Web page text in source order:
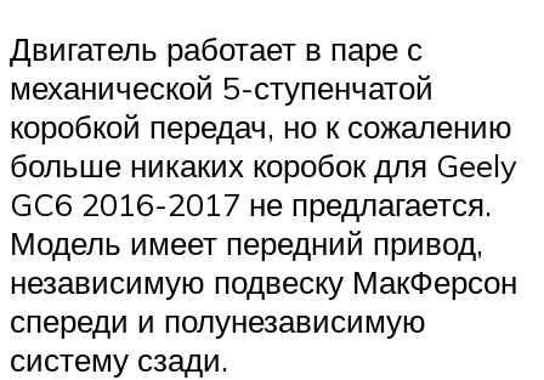
Двигатель работает в паре с
механической 5-ступенчатой
коробкой передач, но к сожалению
больше никаких коробок для Geely
GC6 2016-2017 не предлагается.
Модель имеет передний привод,
независимую подвеску МакФерсон
спереди и полунезависимую
систему сзади.